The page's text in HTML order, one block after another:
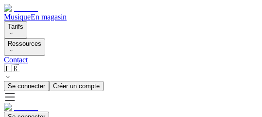
MusiqueEn magasin
Tarifs
Ressources
Contact
🇫🇷
Se connecter Créer un compte